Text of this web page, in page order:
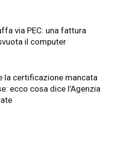
via PEC: una fattura
il computer
la certificazione mancata
ecco cosa dice l’Agenzia